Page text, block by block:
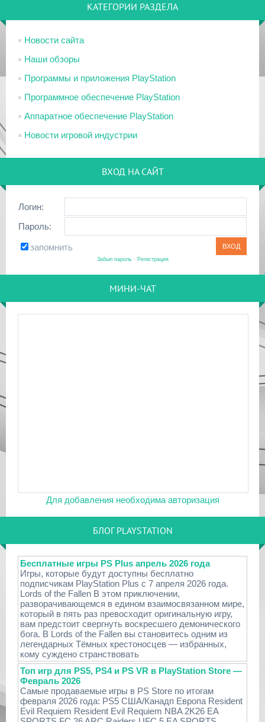
КАТЕГОРИИ РАЗДЕЛА
Новости сайта
Наши обзоры
Программы и приложения PlayStation
Программное обеспечение PlayStation
Аппаратное обеспечение PlayStation
Новости игровой индустрии
ВХОД НА САЙТ
Логин:
Пароль:
запомнить
Забыл пароль· Регистрация
МИНИ-ЧАТ
Для добавления необходима авторизация
БЛОГ PLAYSTATION
Бесплатные игры PS Plus апрель 2026 года
Игры, которые будут доступны бесплатно
подписчикам PlayStation Plus с 7 апреля 2026 года.
Lords of the Fallen В этом приключении,
разворачивающемся в едином взаимосвязанном мире,
который в пять раз превосходит оригинальную игру,
вам предстоит свергнуть воскресшего демонического
бога. В Lords of the Fallen вы становитесь одним из
легендарных Тёмных крестоносцев — избранных,
кому суждено странствовать
Топ игр для PS5, PS4 и PS VR в PlayStation Store —
Февраль 2026
Самые продаваемые игры в PS Store по итогам
февраля 2026 года: PS5 США/Канадп Европа Resident
Evil Requiem Resident Evil Requiem NBA 2K26 EA